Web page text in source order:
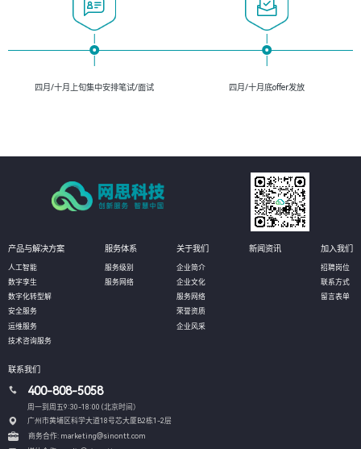
四月/十月上旬集中安排笔试/面试 四月/十月底offer发放
产品与解决方案
人工智能
数字孪生
数字化转型解
安全服务
运维服务
技术咨询服务
服务体系
服务级别
服务网络
关于我们
企业简介
企业文化
服务网络
荣誉资质
企业风采
新闻资讯 加入我们
招聘岗位
联系方式
留言表单
联系我们
400-808-5058
周一到周五9:30-18:00 (北京时间）
广州市黄埔区科学大道18号芯大厦B2栋1-2层
商务合作: marketing@sinontt.com